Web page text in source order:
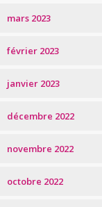
mars 2023
février 2023
janvier 2023
décembre 2022
novembre 2022
octobre 2022